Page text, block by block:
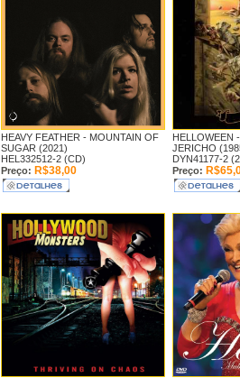
HEAVY FEATHER - MOUNTAIN OF
SUGAR (2021)
HEL332512-2 (CD)
Preço: R$38,00
HELLOWEEN -
JERICHO
DYN41177-2
Preço: